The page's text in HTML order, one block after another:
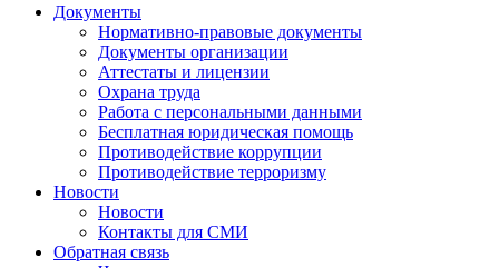
Документы
Нормативно-правовые документы
Документы организации
Аттестаты и лицензии
Охрана труда
Работа с персональными данными
Бесплатная юридическая помощь
Противодействие коррупции
Противодействие терроризму
Новости
Новости
Контакты для СМИ
Обратная связь